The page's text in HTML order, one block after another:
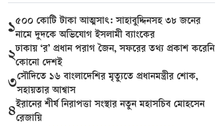
১৫০০ কোটি টাকা আত্মসাৎ: সাহাবুদ্দিনসহ ৩৮ জনের
নামে দুদকে অভিযোগ ইসলামী ব্যাংকের
২ঢাকায় ‘র’ প্রধান পরাগ জৈন, সফরের তথ্য প্রকাশ করেনি
কোনো দেশই
৩সৌদিতে ১৬ বাংলাদেশির মৃত্যুতে প্রধানমন্ত্রীর শোক,
সহায়তার আশ্বাস
৪ইরানের শীর্ষ নিরাপত্তা সংস্থার নতুন মহাসচিব মোহসেন
রেজায়ি